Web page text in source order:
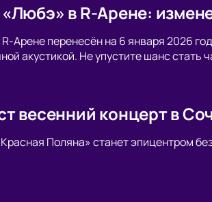
в R-Арене:
Арене перенесён на 6 января 2026
акустикой. Не упустите шанс стать
весенний концерт в
Поляна» станет эпицентром